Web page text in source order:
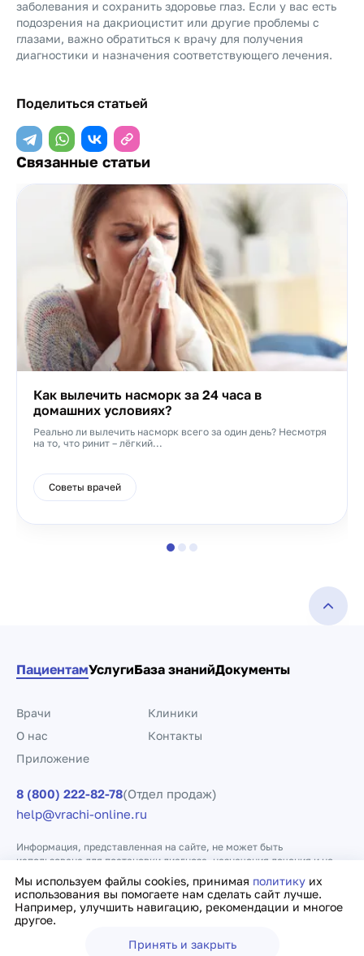
заболевания и сохранить здоровье глаз. Если у вас есть
подозрения на дакриоцистит или другие проблемы с
глазами, важно обратиться к врачу для получения
диагностики и назначения соответствующего лечения.
Поделиться статьей
Связанные статьи
Как вылечить насморк за 24 часа в
домашних условиях?
Реально ли вылечить насморк всего за один день? Несмотря
на то, что ринит – лёгкий...
Советы врачей
Мы используем файлы cookies, принимая политику их
использования вы помогаете нам сделать сайт лучше.
Например, улучшить навигацию, рекомендации и многое
другое.
Принять и закрыть
ПациентамУслугиБаза знанийДокументы
Врачи
Клиники
О нас
Контакты
Приложение
8 (800) 222-82-78(Отдел продаж)
help@vrachi-online.ru
Информация, представленная на сайте, не может быть
использована для постановки диагноза, назначения лечения и не
заменяет прием врача.
Политика конфиденциальности Договор оферты